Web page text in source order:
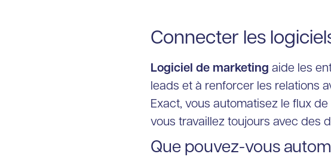
Connecter les
Logiciel de marketing aide les
leads et à renforcer les relations
Exact, vous automatisez le flux
vous travaillez toujours avec des
Que pouvez-vous